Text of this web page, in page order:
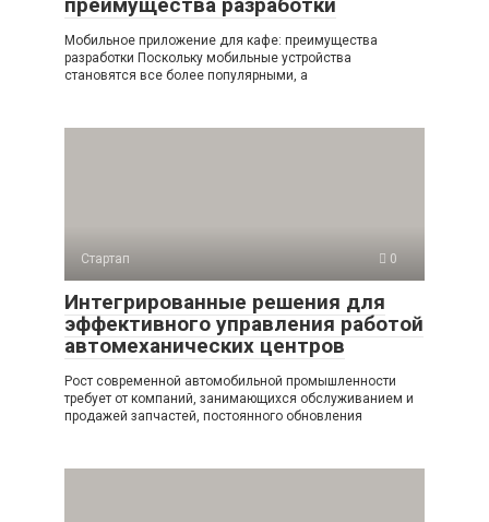
Мобильное приложение для кафе: преимущества
разработки Поскольку мобильные устройства
становятся все более популярными, а
Стартап 0
Интегрированные решения для
эффективного управления работой
автомеханических центров
Рост современной автомобильной промышленности
требует от компаний, занимающихся обслуживанием и
продажей запчастей, постоянного обновления